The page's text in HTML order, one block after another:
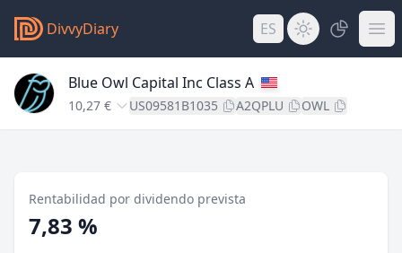
DivvyDiary ES
Blue Owl Capital Inc Class A
10,27 € US09581B1035 A2QPLU OWL
Rentabilidad por dividendo prevista
7,83 %